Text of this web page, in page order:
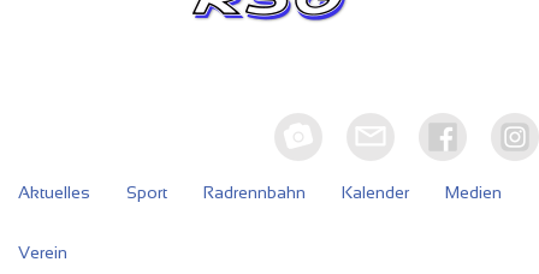
Aktuelles Sport Radrennbahn Kalender Medien
Verein